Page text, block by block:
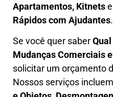
Apartamentos, Kitnets
Rápidos com Ajudantes.
Se você quer saberQ
Mudanças Comerciais
solicitar um orçamento
Nossos serviços incluem